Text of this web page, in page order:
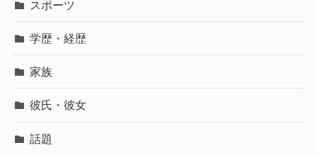
スポーツ
学歴・経歴
家族
彼氏・彼女
話題